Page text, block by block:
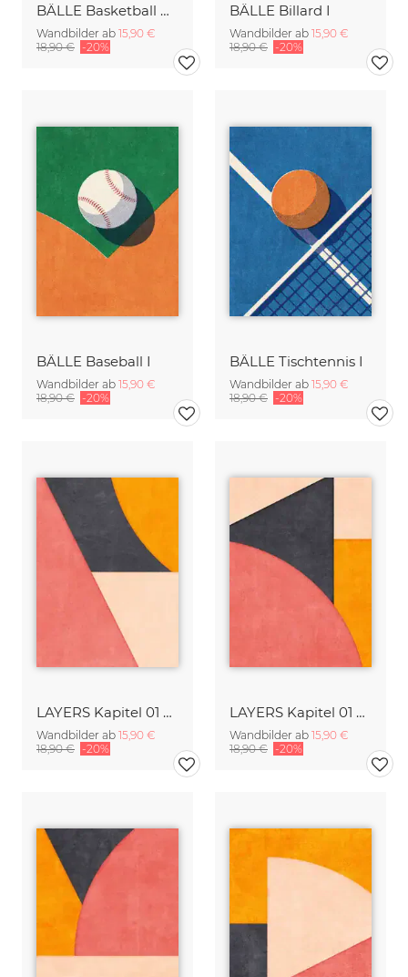
BÄLLE Basketball Halle I
Wandbilder ab 15,90 €
18,90 € -20%
BÄLLE Billard I
Wandbilder ab 15,90 €
18,90 € -20%
BÄLLE Baseball I
Wandbilder ab 15,90 €
18,90 € -20%
BÄLLE Tischtennis I
Wandbilder ab 15,90 €
18,90 € -20%
LAYERS Kapitel 01 Absatz 01 - a
Wandbilder ab 15,90 €
18,90 € -20%
LAYERS Kapitel 01 Absatz 03 - a
Wandbilder ab 15,90 €
18,90 € -20%